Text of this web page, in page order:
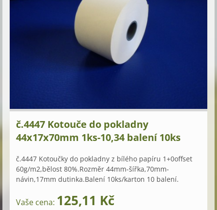
č.4447 Kotouče do pokladny
44x17x70mm 1ks-10,34 balení 10ks
č.4447 Kotoučky do pokladny z bílého papíru 1+0offset
60g/m2,bělost 80%.Rozměr 44mm-šířka,70mm-
návin,17mm dutinka.Balení 10ks/karton 10 balení.
Vaše cena: 125,11 Kč